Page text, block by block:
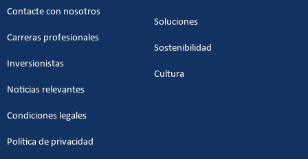
Contacte con nosotros
Carreras profesionales
Inversionistas
Noticias relevantes
Soluciones
Sostenibilidad
Cultura
Condiciones legales
Política de privacidad